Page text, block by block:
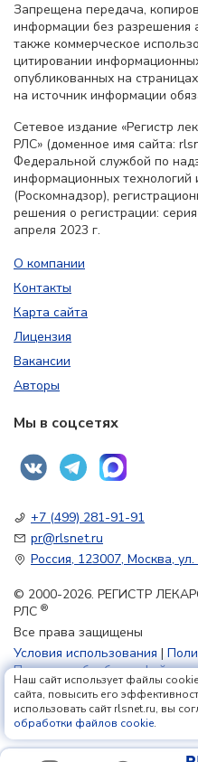
Запрещена передача,
информации без разрешения
также коммерческое
цитировании
опубликованных на
на источник информации
Сетевое издание «Регистр
РЛС» (доменное имя сайта:
Федеральной службой по
информационных технологий
(Роскомнадзор),
решения о регистрации:
апреля 2023 г.
О компании
Контакты
Карта сайта
Лицензия
Вакансии
Авторы
Мы в соцсетях
+7 (499) 281-91-91
pr@rlsnet.ru
Россия, 123007, Москва,
© 2000-2026. РЕГИСТР
РЛС ®
Все права защищены
Условия использования |
Политика обработки файлов
Наш сайт использует файлы
сайта, повысить его
использовать сайт rlsnet.ru, вы
обработки файлов cookie.